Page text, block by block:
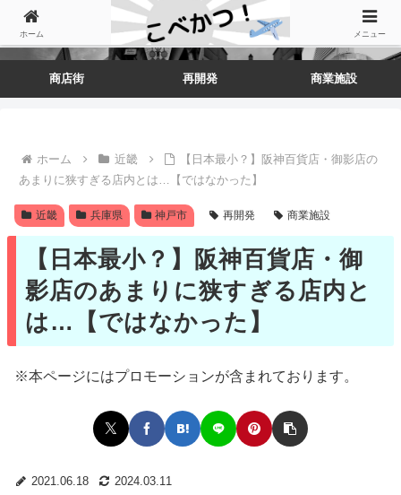
商店街 再開発 商業施設
ホーム 近畿
【日本最小？】阪神百貨店・御影店の
あまりに狭すぎる店内とは…【ではなかった】
近畿 兵庫県 神戸市 再開発 商業施設
【日本最小？】阪神百貨店・御
影店のあまりに狭すぎる店内と
は…【ではなかった】
※本ページにはプロモーションが含まれております。
2021.06.18 2024.03.11
ホーム メニュー